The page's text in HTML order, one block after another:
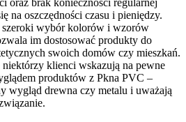
na oszczędności czasu i pieniędzy.
wybór kolorów i wzorów
im dostosować produkty do
swoich domów czy mieszkań.
klienci wskazują na pewne
produktów z Pkna PVC –
wygląd drewna czy metalu i uważają